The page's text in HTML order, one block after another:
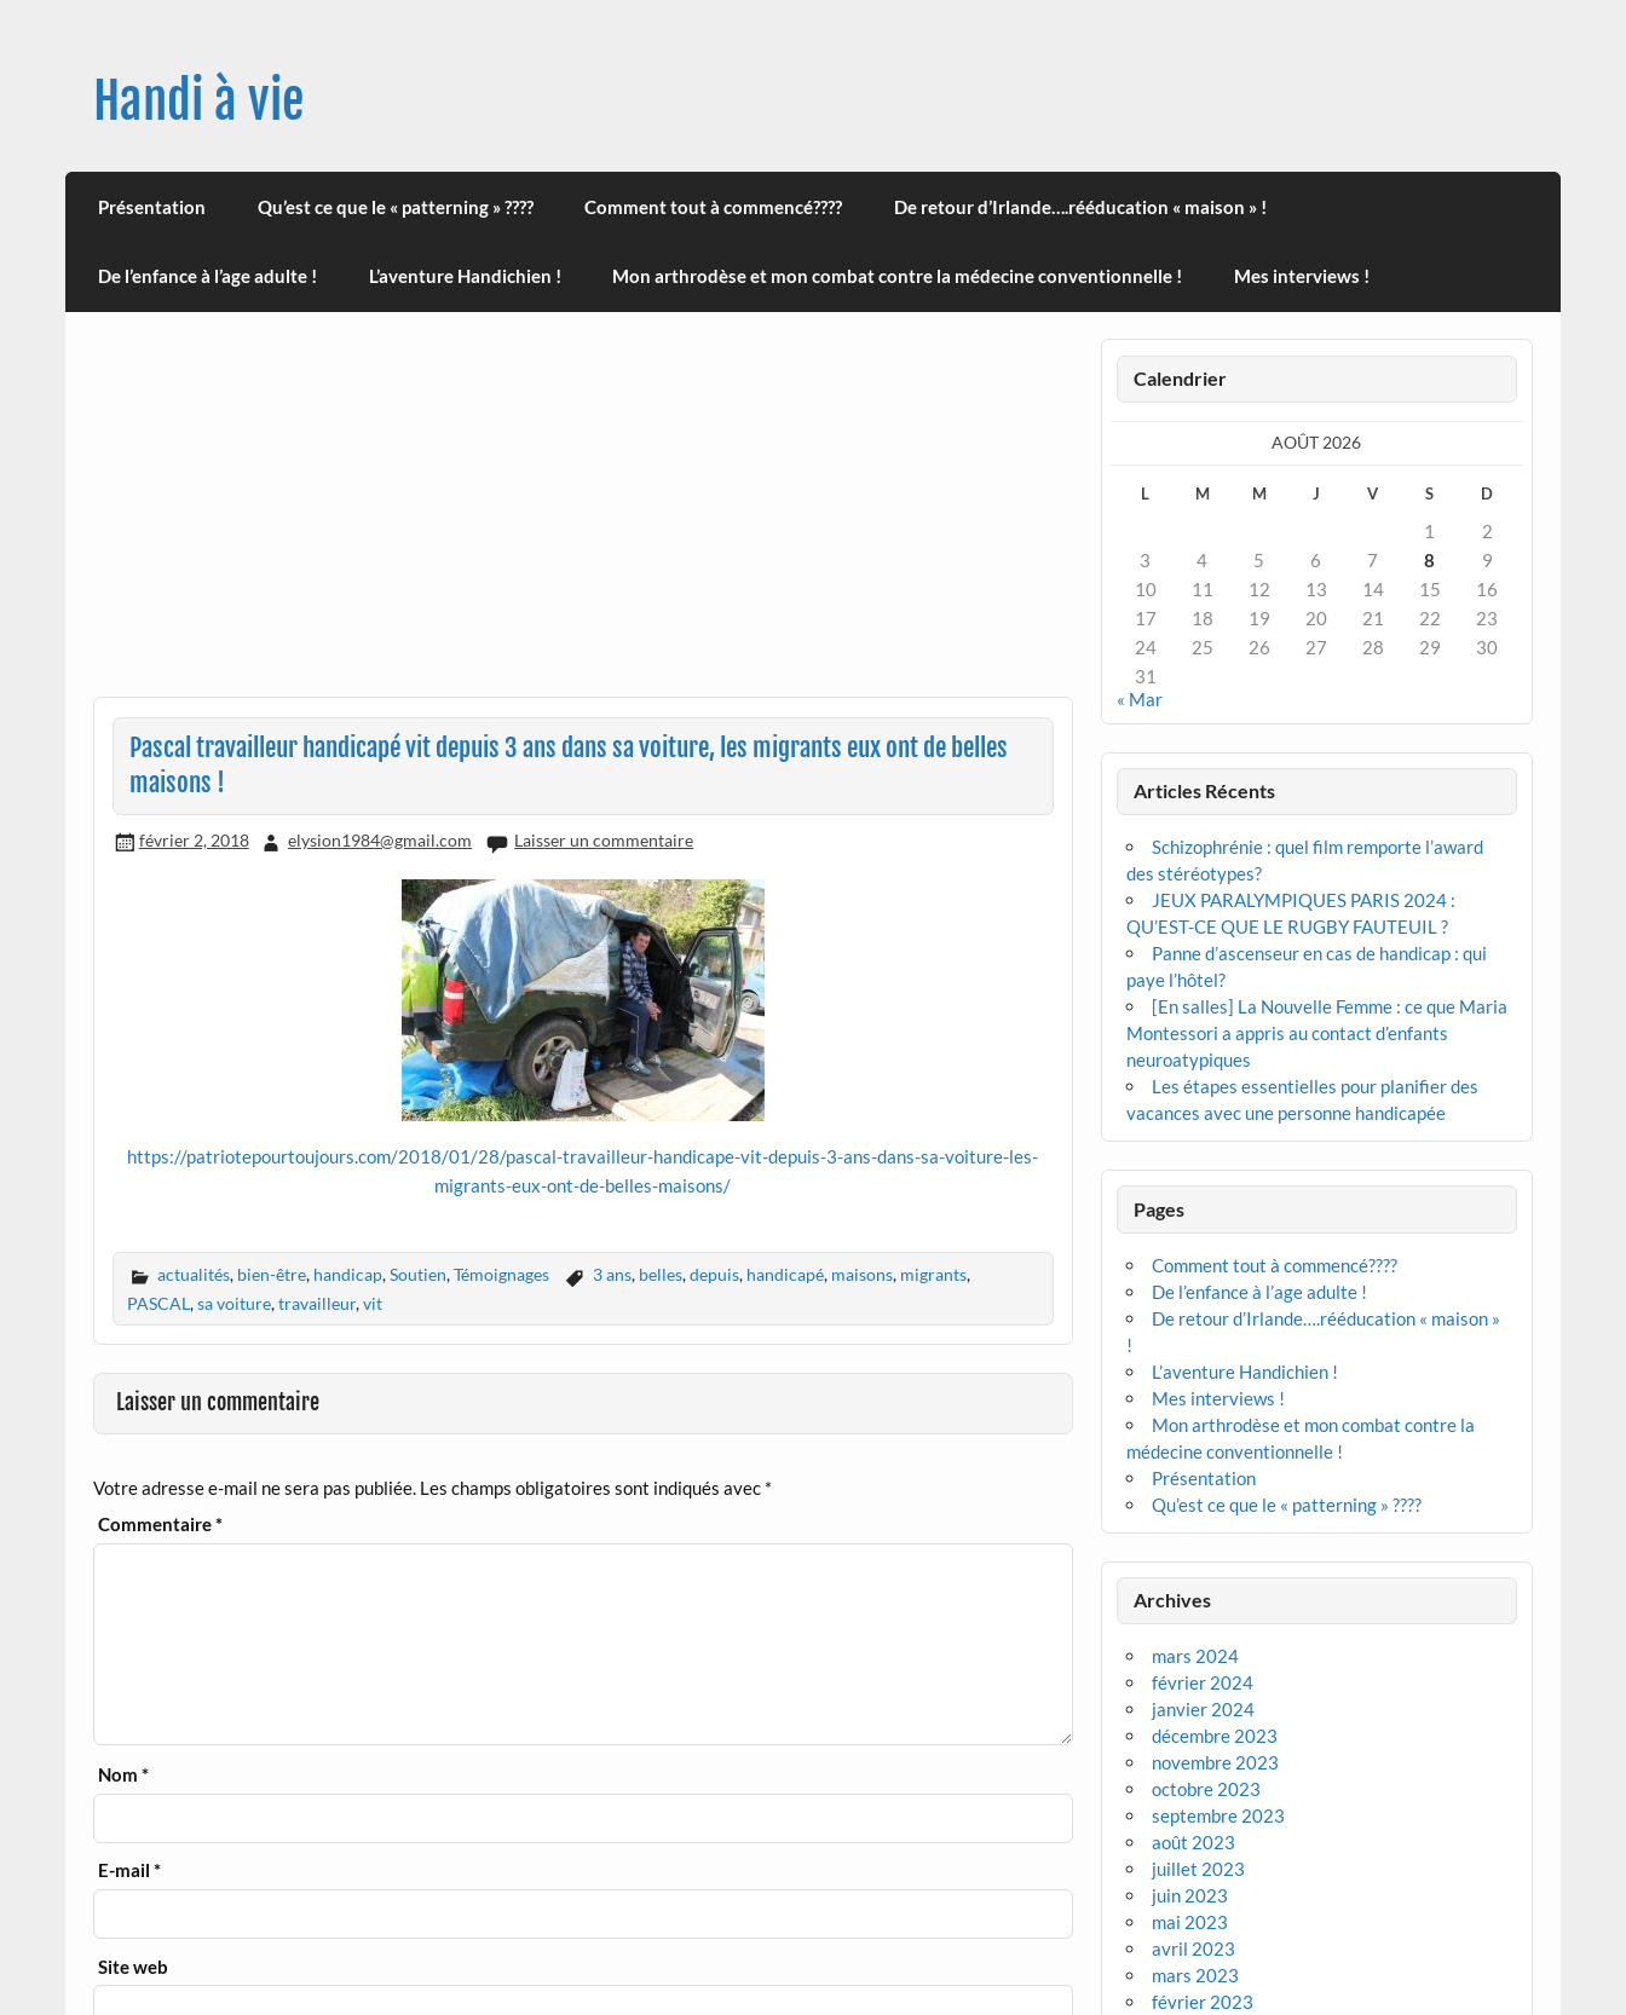
Handi à vie
Une image positive du handicap, en France et à travers le monde, des nouveautés technologiques , de l'handisport , des actualités sur la santé, sur les vaccins, de
leur impact sur la santé (mon histoire est dans le menu) ! Bonne visite
Présentation Qu’est ce que le « patterning » ???? Comment tout à commencé???? De retour d’Irlande….rééducation « maison » !
De l’enfance à l’age adulte ! L’aventure Handichien ! Mon arthrodèse et mon combat contre la médecine conventionnelle ! Mes interviews !
Pascal travailleur handicapé vit depuis 3 ans dans sa voiture, les migrants eux ont de belles
maisons !
février 2, 2018 elysion1984@gmail.com Laisser un commentaire
https://patriotepourtoujours.com/2018/01/28/pascal-travailleur-handicape-vit-depuis-3-ans-dans-sa-voiture-les-
migrants-eux-ont-de-belles-maisons/
actualités, bien-être, handicap,Soutien,Témoignages 3 ans, belles,depuis, handicapé, maisons, migrants,
PASCAL,sa voiture,travailleur,vit
Laisser un commentaire
Votre adresse e-mail ne sera pas publiée. Les champs obligatoires sont indiqués avec *
Commentaire*
Nom*
E-mail*
Site web
Calendrier
AOÛT 2026
L M M J V S D
1
2
3
4 5 6 7 8
9
10
11 12 13 14 15
16
17
18 19 20 21 22
23
24
25 26 27 28 29
30
31
« Mar
Articles Récents
Schizophrénie : quel film remporte l’award
des stéréotypes?
JEUX PARALYMPIQUES PARIS 2024 :
QU’EST-CE QUE LE RUGBY FAUTEUIL ?
Panne d’ascenseur en cas de handicap : qui
paye l’hôtel?
[En salles] La Nouvelle Femme : ce que Maria
Montessori a appris au contact d’enfants
neuroatypiques
Les étapes essentielles pour planifier des
vacances avec une personne handicapée
Pages
Comment tout à commencé????
De l’enfance à l’age adulte !
De retour d’Irlande….rééducation « maison »
!
L’aventure Handichien !
Mes interviews !
Mon arthrodèse et mon combat contre la
médecine conventionnelle !
Présentation
Qu’est ce que le « patterning » ????
Archives
mars 2024
février 2024
janvier 2024
décembre 2023
novembre 2023
octobre 2023
septembre 2023
août 2023
juillet 2023
juin 2023
mai 2023
avril 2023
mars 2023
février 2023